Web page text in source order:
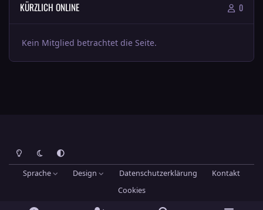
KÜRZLICH ONLINE 0
Kein Mitglied betrachtet die Seite.
Heller ModusDunkler ModusSystemeinstellung
Sprache Design Datenschutzerklärung
Kontakt
Cookies